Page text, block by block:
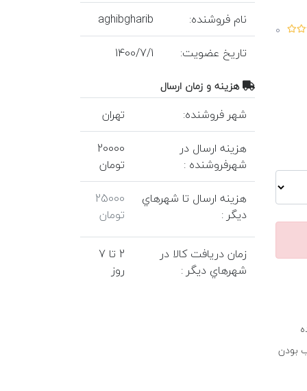
0
بودن
نام فروشنده:
aghibgharib
تاريخ عضويت:
1400/7/1
هزينه و زمان ارسال
شهر فروشنده:
تهران
هزينه ارسال در
شهرفروشنده :
20000
تومان
هزينه ارسال تا شهرهاي
ديگر :
25000
تومان
زمان دريافت کالا در
شهرهاي ديگر :
2 تا 7
روز